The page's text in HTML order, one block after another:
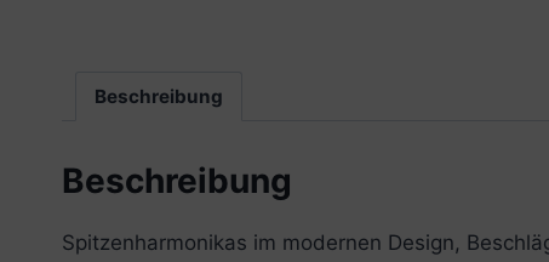
Beschreibung
Beschreibung
Spitzenharmonikas im modernen Design,